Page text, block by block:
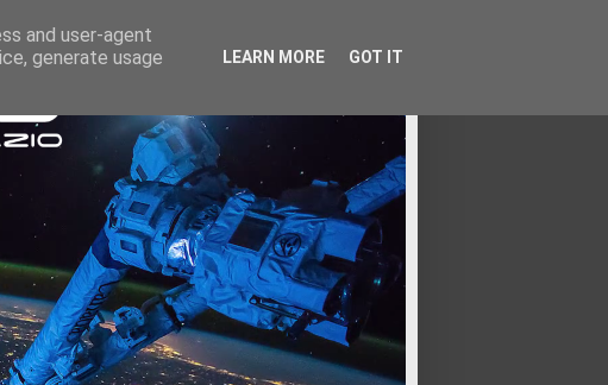
and user-agent
generate usage
LEARN MORE GOT IT